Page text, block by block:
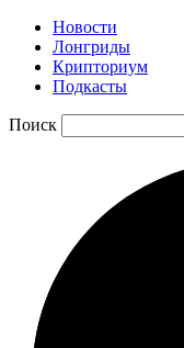
Новости
Лонгриды
Крипториум
Подкасты
Поиск